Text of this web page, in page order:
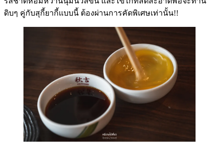
ดิบๆ คู่กับสุกี้ยากี้แบบนี้ ต้องผ่านการคัดพิเศษเท่านั้น!!